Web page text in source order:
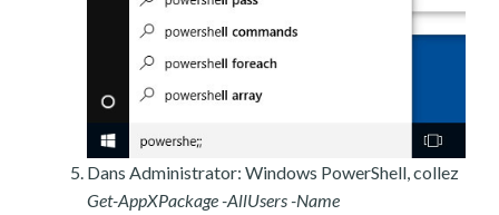
Dans Administrator: Windows PowerShell, collez
Get-AppXPackage -AllUsers -Name